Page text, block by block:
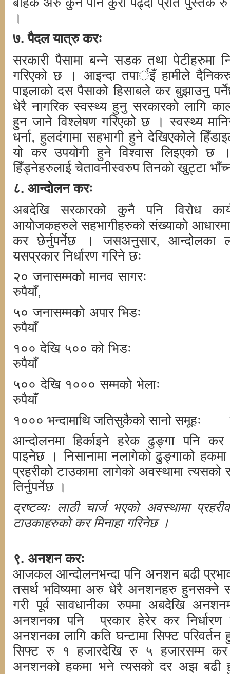
।
७. पैदल यात्रु करः
सरकारी पैसामा बन्ने सडक तथा पेटीहरुमा
गरिएको छ । आइन्दा तपार्इँ हामीले
पाइलाको दस पैसाको हिसाबले कर बुझाउनु
धेरै नागरिक स्वस्थ्य हुनु सरकारको लागि
हुन जाने विश्लेषण गरिएको छ । स्वस्थ्य
धर्ना, हुलदंगामा सहभागी हुने देखिएकोले
यो कर उपयोगी हुने विश्वास लिइएको छ
हिँड्नेहरुलाई चेतावनीस्वरुप तिनको खुट्टा
८. आन्दोलन करः
अबदेखि सरकारको कुनै पनि विरोध
आयोजकहरुले सहभागीहरुको संख्याको आधारमा
कर छेर्नुपर्नेछ । जसअनुसार, आन्दोलका
यसप्रकार निर्धारण गरिने छः
२० जनासम्मको मानव सागरः
रुपैयाँ,
५० जनासम्मको अपार भिडः
रुपैयाँ
१०० देखि ५०० को भिडः
रुपैयाँ
५०० देखि १००० सम्मको भेलाः
रुपैयाँ
१००० भन्दामाथि जतिसुकैको सानो समूहः
आन्दोलनमा हिर्काइने हरेक ढुङ्गा पनि कर
पाइनेछ । निसानामा नलागेको ढुङ्गाको
प्रहरीको टाउकामा लागेको अवस्थामा
तिर्नुपर्नेछ ।
द्रष्टव्यः लाठी चार्ज भएको अवस्थामा
टाउकाहरुको कर मिनाहा गरिनेछ ।
९. अनशन करः
आजकल आन्दोलनभन्दा पनि अनशन बढी
तसर्थ भविष्यमा अरु धेरै अनशनहरु हुनसक्ने
गरी पूर्व सावधानीका रुपमा अबदेखि
अनशनका पनि प्रकार हेरेर कर
अनशनका लागि कति घन्टामा सिफ्ट परिवर्तन
सिफ्ट रु १ हजारदेखि रु ५ हजारसम्म
अनशनको हकमा भने त्यसको दर अझ बढी